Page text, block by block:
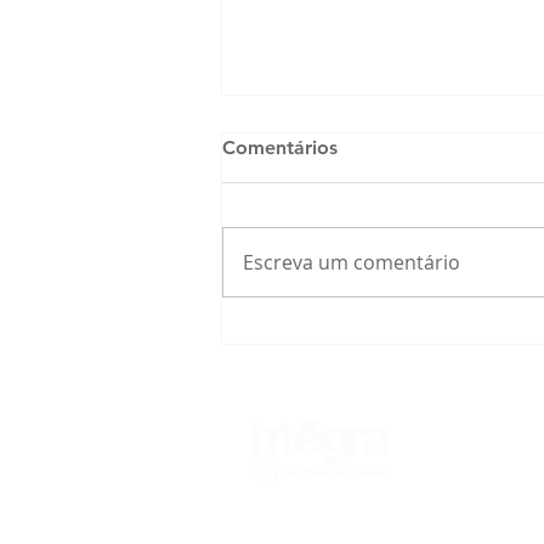
Comentários
Escreva um comentário